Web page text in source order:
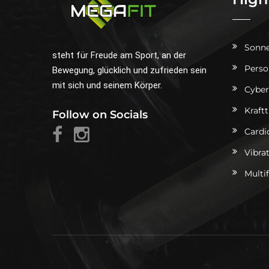
steht für Freude am Sport, an der
Bewegung, glücklich und zufrieden sein
mit sich und seinem Körper.
Follow on Socials